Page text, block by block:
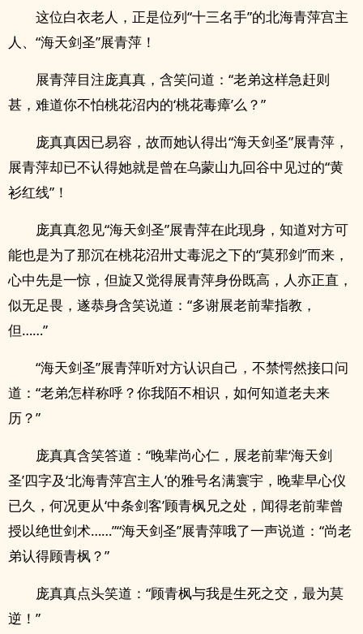
这位白衣老人，正是位列“十三名手”的北海青萍宫主
人、“海天剑圣”展青萍！
展青萍目注庞真真，含笑问道：“老弟这样急赶则
甚，难道你不怕桃花沼内的‘桃花毒瘴’么？”
庞真真因已易容，故而她认得出“海天剑圣”展青萍，
展青萍却已不认得她就是曾在乌蒙山九回谷中见过的“黄
衫红线”！
庞真真忽见“海天剑圣”展青萍在此现身，知道对方可
能也是为了那沉在桃花沼卅丈毒泥之下的“莫邪剑”而来，
心中先是一惊，但旋又觉得展青萍身份既高，人亦正直，
似无足畏，遂恭身含笑说道：“多谢展老前辈指教，
但……”
“海天剑圣”展青萍听对方认识自己，不禁愕然接口问
道：“老弟怎样称呼？你我陌不相识，如何知道老夫来
历？”
庞真真含笑答道：“晚辈尚心仁，展老前辈‘海天剑
圣’四字及‘北海青萍宫主人’的雅号名满寰宇，晚辈早心仪
已久，何况更从‘中条剑客’顾青枫兄之处，闻得老前辈曾
授以绝世剑术……”“海天剑圣”展青萍哦了一声说道：“尚老
弟认得顾青枫？”
庞真真点头笑道：“顾青枫与我是生死之交，最为莫
逆！”